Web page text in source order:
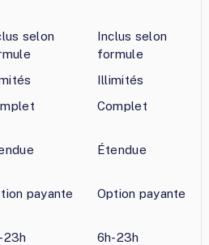
selon
Inclus selon
formule
Illimités
Complet
Étendue
payante Option payante
23h
6h-23h